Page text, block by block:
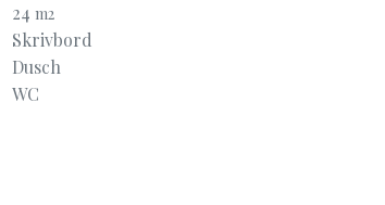
24 m2
Skrivbord
Dusch
WC